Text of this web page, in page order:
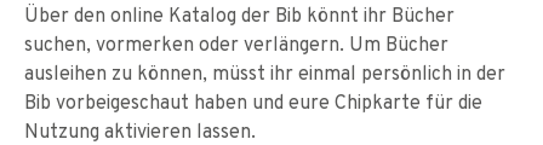
Über den online Katalog der Bib könnt ihr Bücher
suchen, vormerken oder verlängern. Um Bücher
ausleihen zu können, müsst ihr einmal persönlich in der
Bib vorbeigeschaut haben und eure Chipkarte für die
Nutzung aktivieren lassen.